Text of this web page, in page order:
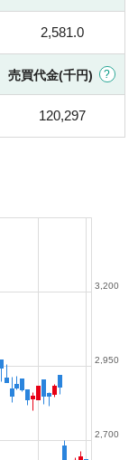
2,581.0
売買代金(千円)
120,297
2,700
2,950
3,200